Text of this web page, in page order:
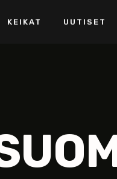
KEIKAT UUTISET